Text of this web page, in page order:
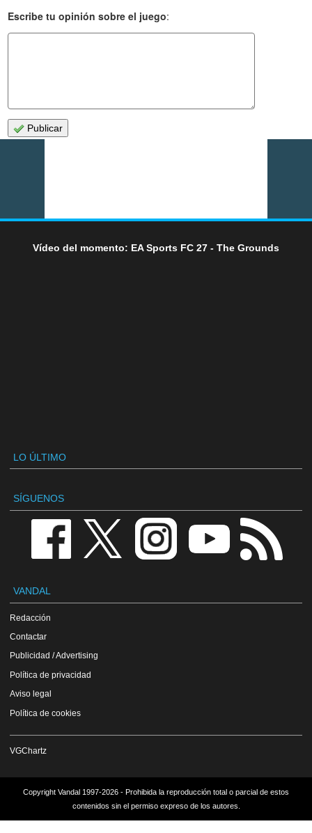
Escribe tu opinión sobre el juego:
Publicar
Vídeo del momento: EA Sports FC 27 - The Grounds
LO ÚLTIMO
SÍGUENOS
VANDAL
Redacción
Contactar
Publicidad / Advertising
Política de privacidad
Aviso legal
Política de cookies
VGChartz
Copyright Vandal 1997-2026 - Prohibida la reproducción total o parcial de estos
contenidos sin el permiso expreso de los autores.